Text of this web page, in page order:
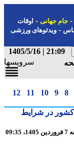
جهانی-اوقات
ویدئوهای ورزشی
21:09 | 1405/
سرویسها
9
10
11
12
در شرایط